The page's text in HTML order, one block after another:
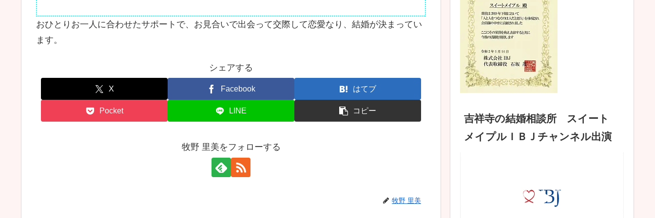
おひとりお一人に合わせたサポートで、お見合いで出会って交際して恋愛なり、結婚が決まってい
ます。
シェアする
X Facebook はてブ
Pocket LINE コピー
牧野 里美をフォローする
牧野 里美
吉祥寺の結婚相談所 スイート
メイプルＩＢＪチャンネル出演